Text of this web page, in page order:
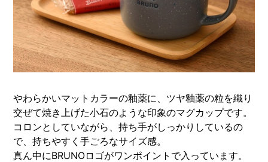
やわらかいマットカラーの釉薬に、ツヤ釉薬の粒を織り
交ぜて焼き上げた小石のような印象のマグカップです。
コロンとしていながら、持ち手がしっかりしているの
で、持ちやすく手ごろなサイズ感。
真ん中にBRUNOロゴがワンポイントで入っています。